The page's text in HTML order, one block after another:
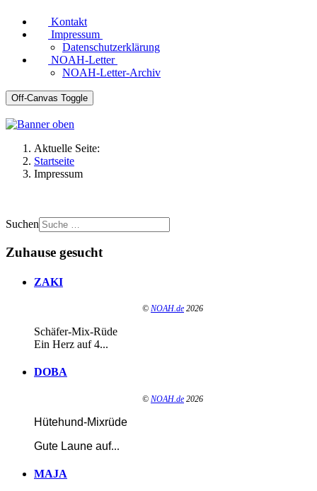
Kontakt
Impressum
Datenschutzerklärung
NOAH-Letter
NOAH-Letter-Archiv
Off-Canvas Toggle
Aktuelle Seite:
Startseite
Impressum
Suchen
Zuhause gesucht
ZAKI
© NOAH.de 2026
Schäfer-Mix-Rüde
Ein Herz auf 4...
DOBA
© NOAH.de 2026
Hütehund-Mixrüde
Gute Laune auf...
MAJA